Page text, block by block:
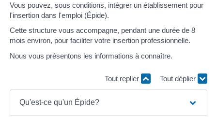
Vous pouvez, sous conditions, intégrer un établissement pour
l'insertion dans l'emploi (Épide).
Cette structure vous accompagne, pendant une durée de 8
mois environ, pour faciliter votre insertion professionnelle.
Nous vous présentons les informations à connaître.
Tout replier Tout déplier
Qu'est-ce qu'un Épide?